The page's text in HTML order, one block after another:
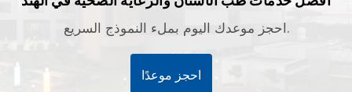
احجز موعدك اليوم بملء النموذج السريع.
احجز موعدًا